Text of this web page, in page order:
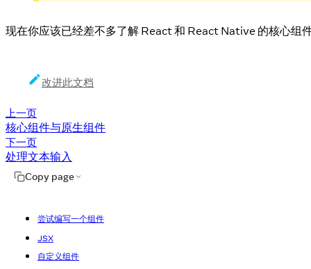
现在你应该已经差不多了解 React 和 React Native 的核心组
改进此文档
上一页
核心组件与原生组件
下一页
处理文本输入
Copy page
尝试编写一个组件
JSX
自定义组件